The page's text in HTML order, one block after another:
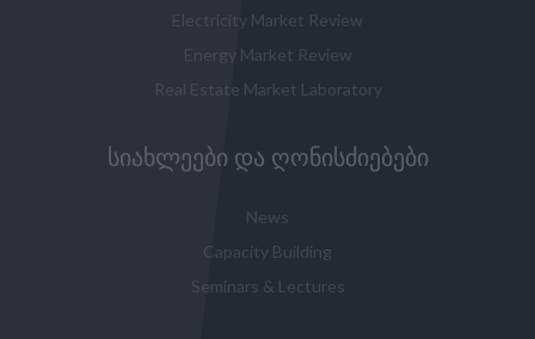
Electricity Market Review
Energy Market Review
Real Estate Market Laboratory
ᲡᲘᲐᲮᲚᲔᲔᲑᲘ ᲓᲐ ᲦᲝᲜᲘᲡᲫᲘᲔᲑᲔᲑᲘ
News
Capacity Building
Seminars & Lectures